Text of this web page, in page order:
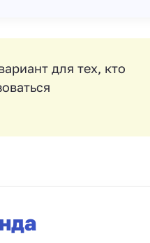
для тех, кто